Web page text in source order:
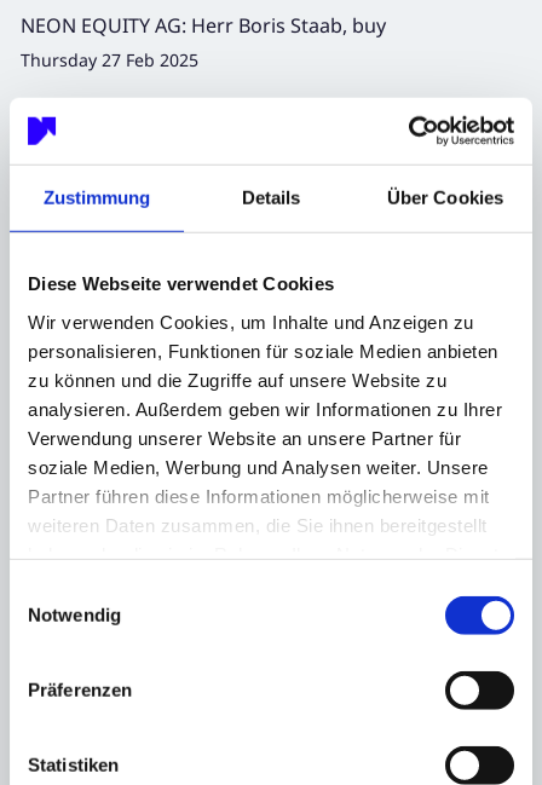
Zustimmung Details Über Cookies
Diese Webseite verwendet Cookies
Wir verwenden Cookies, um Inhalte und Anzeigen zu
personalisieren, Funktionen für soziale Medien anbieten
zu können und die Zugriffe auf unsere Website zu
analysieren. Außerdem geben wir Informationen zu Ihrer
Verwendung unserer Website an unsere Partner für
soziale Medien, Werbung und Analysen weiter. Unsere
Partner führen diese Informationen möglicherweise mit
weiteren Daten zusammen, die Sie ihnen bereitgestellt
Notwendig
Präferenzen
Statistiken
NEON EQUITY AG: Herr Boris Staab, buy
Thursday 27 Feb 2025
NEON EQUITY AG: O.N. Holding GmbH, Kauf
Monday 09 Dec 2024
NEON EQUITY AG: Herr Boris Staab, buy
NEON EQUITY AG: Neon Equity Invest GmbH,
Kauf
Tuesday 02 Jul 2024
NEON EQUITY AG: Neon Equity Invest GmbH,
Kauf
Tuesday 02 Jul 2024
NEON EQUITY AG: Neon Equity Invest GmbH, sell
Monday 01 Jul 2024
NEON EQUITY AG: Neon Equity Invest GmbH,